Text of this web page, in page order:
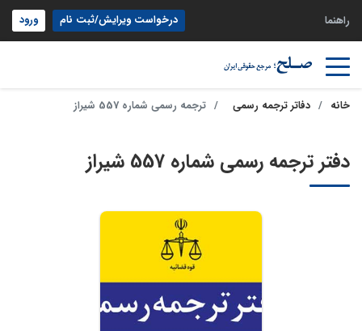
راهنما درخواست ویرایش/ثبت نام ورود
خانه دفاتر ترجمه رسمی ترجمه رسمی شماره 557 شیراز
دفتر ترجمه رسمی شماره 557 شیراز